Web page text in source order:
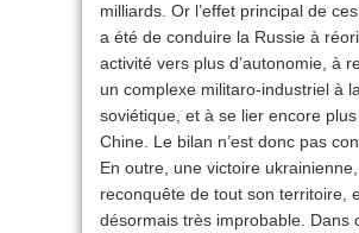
milliards. Or l’effet principal de
a été de conduire la Russie à
activité vers plus d’autonomie, à
un complexe militaro-industriel à la
soviétique, et à se lier encore plus
Chine. Le bilan n’est donc pas
En outre, une victoire
reconquête de tout son territoire,
désormais très improbable. Dans